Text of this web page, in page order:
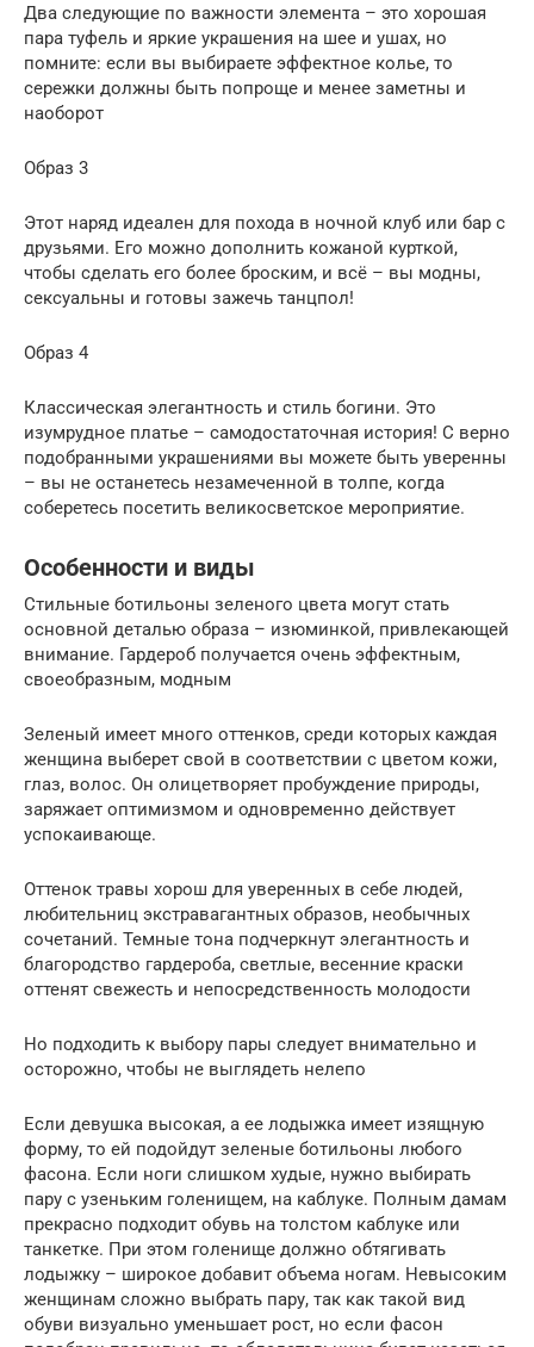
Два следующие по важности элемента – это хорошая
пара туфель и яркие украшения на шее и ушах, но
помните: если вы выбираете эффектное колье, то
сережки должны быть попроще и менее заметны и
наоборот
Образ 3
Этот наряд идеален для похода в ночной клуб или бар с
друзьями. Его можно дополнить кожаной курткой,
чтобы сделать его более броским, и всё – вы модны,
сексуальны и готовы зажечь танцпол!
Образ 4
Классическая элегантность и стиль богини. Это
изумрудное платье – самодостаточная история! С верно
подобранными украшениями вы можете быть уверенны
– вы не останетесь незамеченной в толпе, когда
соберетесь посетить великосветское мероприятие.
Особенности и виды
Стильные ботильоны зеленого цвета могут стать
основной деталью образа – изюминкой, привлекающей
внимание. Гардероб получается очень эффектным,
своеобразным, модным
Зеленый имеет много оттенков, среди которых каждая
женщина выберет свой в соответствии с цветом кожи,
глаз, волос. Он олицетворяет пробуждение природы,
заряжает оптимизмом и одновременно действует
успокаивающе.
Оттенок травы хорош для уверенных в себе людей,
любительниц экстравагантных образов, необычных
сочетаний. Темные тона подчеркнут элегантность и
благородство гардероба, светлые, весенние краски
оттенят свежесть и непосредственность молодости
Но подходить к выбору пары следует внимательно и
осторожно, чтобы не выглядеть нелепо
Если девушка высокая, а ее лодыжка имеет изящную
форму, то ей подойдут зеленые ботильоны любого
фасона. Если ноги слишком худые, нужно выбирать
пару с узеньким голенищем, на каблуке. Полным дамам
прекрасно подходит обувь на толстом каблуке или
танкетке. При этом голенище должно обтягивать
лодыжку – широкое добавит объема ногам. Невысоким
женщинам сложно выбрать пару, так как такой вид
обуви визуально уменьшает рост, но если фасон